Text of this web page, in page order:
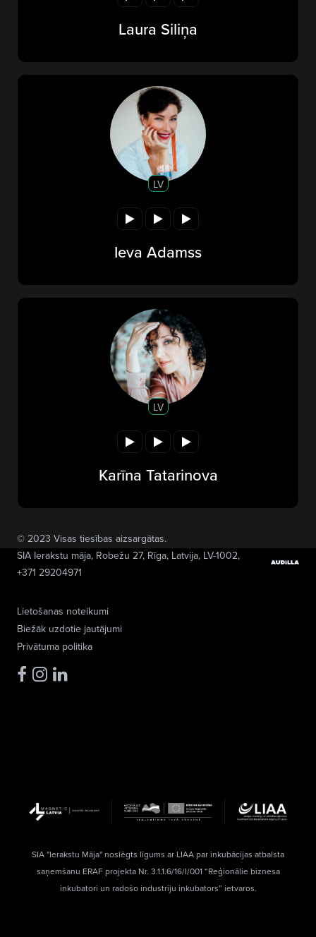
Laura Siliņa
LV
Ieva Adamss
LV
Karīna Tatarinova
Lietošanas noteikumi
Biežāk uzdotie jautājumi
Privātuma politika
© 2023 Visas tiesības aizsargātas.
SIA Ierakstu māja, Robežu 27, Rīga, Latvija, LV-1002,
+371 29204971
SIA "Ierakstu Māja" noslēgts līgums ar LIAA par inkubācijas atbalsta
saņemšanu ERAF projekta Nr. 3.1.1.6/16/I/001 “Reģionālie biznesa
inkubatori un radošo industriju inkubators” ietvaros.